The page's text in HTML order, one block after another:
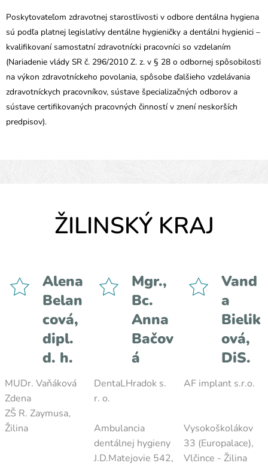
Poskytovateľom zdravotnej starostlivosti v odbore dentálna hygiena
sú podľa platnej legislatívy dentálne hygieničky a dentálni hygienici –
kvalifikovaní samostatní zdravotnícki pracovníci so vzdelaním
(Nariadenie vlády SR č. 296/2010 Z. z. v § 28 o odbornej spôsobilosti
na výkon zdravotníckeho povolania, spôsobe ďalšieho vzdelávania
zdravotníckych pracovníkov, sústave špecializačných odborov a
sústave certifikovaných pracovných činností v znení neskorších
predpisov).
ŽILINSKÝ KRAJ
Alena
Belan
cová,
dipl.
d. h.
MUDr. Vaňáková
Zdena
ZŠ R. Zaymusa,
Žilina
Mgr.,
Bc.
Anna
Bačov
á
DentaLHradok s.
r. o.
Ambulancia
dentálnej hygieny
J.D.Matejovie 542,
Vand
a
Bielik
ová,
DiS.
AF implant s.r.o.
Vysokoškolákov
33 (Europalace),
Vlčince - Žilina